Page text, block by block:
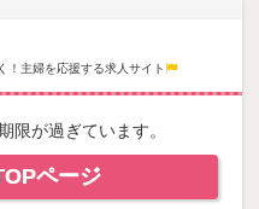
！主婦を応援する求人サイト
限が過ぎています。
ページ